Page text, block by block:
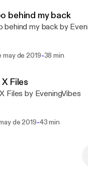
behind my back
behind my back by
may de 2019-38 min
Files
Files by EveningVibes
de 2019-43 min